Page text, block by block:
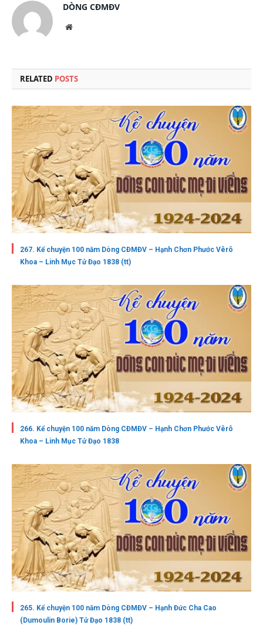
DÒNG CĐMĐV
Website
RELATED POSTS
267. Kể chuyện 100 năm Dòng CĐMĐV – Hạnh Chơn Phước Vêrô
Khoa – Linh Mục Tử Đạo 1838 (tt)
266. Kể chuyện 100 năm Dòng CĐMĐV – Hạnh Chơn Phước Vêrô
Khoa – Linh Mục Tử Đạo 1838
265. Kể chuyện 100 năm Dòng CĐMĐV – Hạnh Đức Cha Cao
(Dumoulin Borie) Tử Đạo 1838 (tt)